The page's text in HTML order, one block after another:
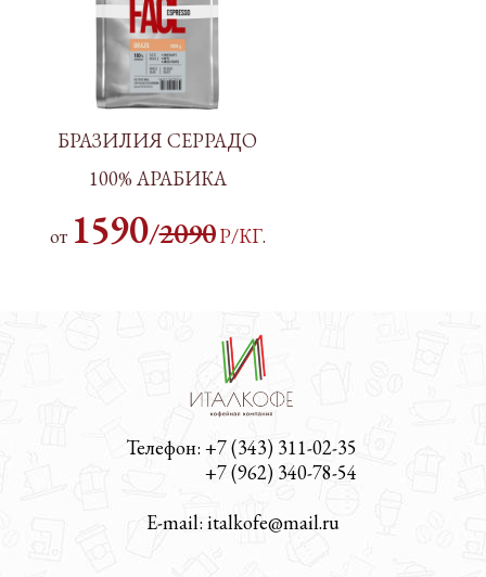
БРАЗИЛИЯ СЕРРАДО
100% АРАБИКА
от 1590/2090Р/КГ.
Телефон: +7 (343) 311-02-35
+7 (962) 340-78-54
E-mail: italkofe@mail.ru